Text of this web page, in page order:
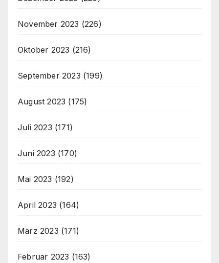
November 2023 (226)
Oktober 2023 (216)
September 2023 (199)
August 2023 (175)
Juli 2023 (171)
Juni 2023 (170)
Mai 2023 (192)
April 2023 (164)
März 2023 (171)
Februar 2023 (163)